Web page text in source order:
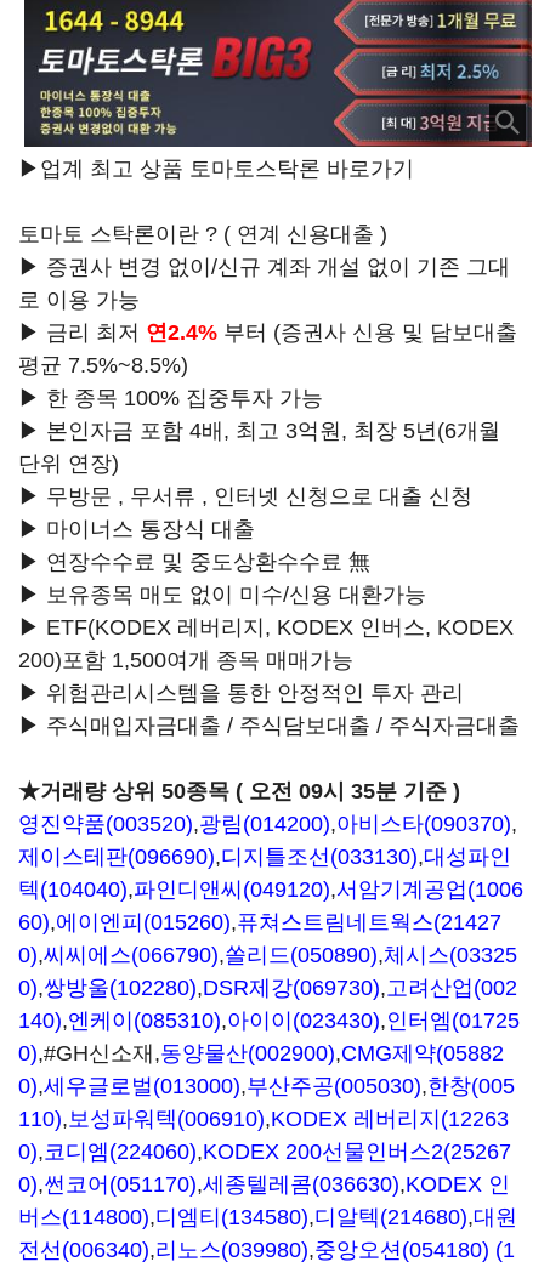
▶업계 최고 상품 토마토스탁론 바로가기
토마토 스탁론이란 ? ( 연계 신용대출 )
▶ 증권사 변경 없이/신규 계좌 개설 없이 기존 그대
로 이용 가능
▶ 금리 최저 연2.4% 부터 (증권사 신용 및 담보대출
평균 7.5%~8.5%)
▶ 한 종목 100% 집중투자 가능
▶ 본인자금 포함 4배, 최고 3억원, 최장 5년(6개월
단위 연장)
▶ 무방문 , 무서류 , 인터넷 신청으로 대출 신청
▶ 마이너스 통장식 대출
▶ 연장수수료 및 중도상환수수료 無
▶ 보유종목 매도 없이 미수/신용 대환가능
▶ ETF(KODEX 레버리지, KODEX 인버스, KODEX
200)포함 1,500여개 종목 매매가능
▶ 위험관리시스템을 통한 안정적인 투자 관리
▶ 주식매입자금대출 / 주식담보대출 / 주식자금대출
★거래량 상위 50종목 ( 오전 09시 35분 기준 )
영진약품(003520),광림(014200),아비스타(090370),
제이스테판(096690),디지틀조선(033130),대성파인
텍(104040),파인디앤씨(049120),서암기계공업(1006
60),에이엔피(015260),퓨쳐스트림네트웍스(21427
0),씨씨에스(066790),쏠리드(050890),체시스(03325
0),쌍방울(102280),DSR제강(069730),고려산업(002
140),엔케이(085310),아이이(023430),인터엠(01725
0),#GH신소재,동양물산(002900),CMG제약(05882
0),세우글로벌(013000),부산주공(005030),한창(005
110), 보성파워텍(006910),KODEX 레버리지(12263
0), 코디엠(224060),KODEX 200선물인버스2(25267
0),썬코어(051170),세종텔레콤(036630),KODEX 인
버스(114800),디엠티(134580),디알텍(214680),대원
전선(006340),리노스(039980),중앙오션(054180) (1